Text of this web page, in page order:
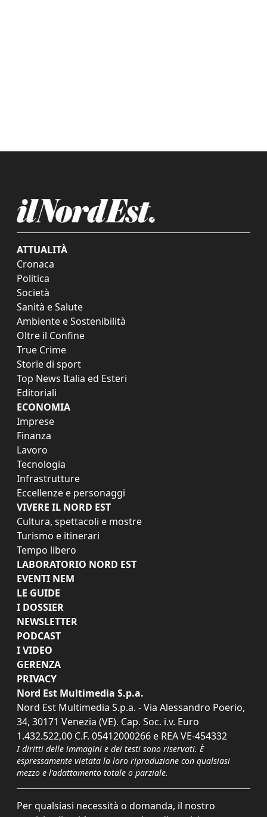
ATTUALITÀ
Cronaca
Politica
Società
Sanità e Salute
Ambiente e Sostenibilità
Oltre il Confine
True Crime
Storie di sport
Top News Italia ed Esteri
Editoriali
ECONOMIA
Imprese
Finanza
Lavoro
Tecnologia
Infrastrutture
Eccellenze e personaggi
VIVERE IL NORD EST
Cultura, spettacoli e mostre
Turismo e itinerari
Tempo libero
LABORATORIO NORD EST
EVENTI NEM
LE GUIDE
I DOSSIER
NEWSLETTER
PODCAST
I VIDEO
GERENZA
PRIVACY
Nord Est Multimedia S.p.a.
Nord Est Multimedia S.p.a. - Via Alessandro Poerio,
34, 30171 Venezia (VE). Cap. Soc. i.v. Euro
1.432.522,00 C.F. 05412000266 e REA VE-454332
I diritti delle immagini e dei testi sono riservati. È
espressamente vietata la loro riproduzione con qualsiasi
mezzo e l'adattamento totale o parziale.
Per qualsiasi necessità o domanda, il nostro